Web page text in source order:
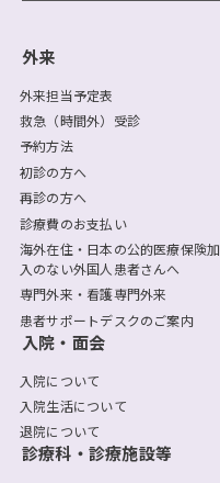
外来
外来担当予定表
救急（時間外）受診
予約方法
初診の方へ
再診の方へ
診療費のお支払い
海外在住・日本の公的医療保険加
入のない外国人患者さんへ
専門外来・看護専門外来
患者サポートデスクのご案内
入院・面会
入院について
入院生活について
退院について
診療科・診療施設等